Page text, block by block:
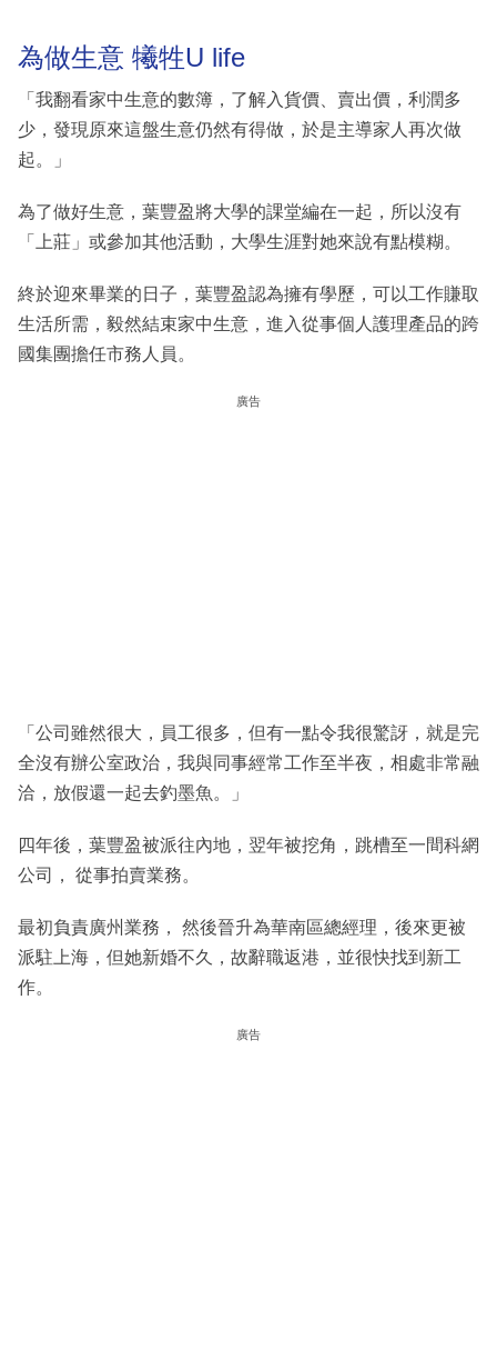
為做生意 犧牲U life
「我翻看家中生意的數簿，了解入貨價、賣出價，利潤多
少，發現原來這盤生意仍然有得做，於是主導家人再次做
起。」
為了做好生意，葉豐盈將大學的課堂編在一起，所以沒有
「上莊」或參加其他活動，大學生涯對她來說有點模糊。
終於迎來畢業的日子，葉豐盈認為擁有學歷，可以工作賺取
生活所需，毅然結束家中生意，進入從事個人護理產品的跨
國集團擔任市務人員。
廣告
「公司雖然很大，員工很多，但有一點令我很驚訝，就是完
全沒有辦公室政治，我與同事經常工作至半夜，相處非常融
洽，放假還一起去釣墨魚。」
四年後，葉豐盈被派往內地，翌年被挖角，跳槽至一間科網
公司， 從事拍賣業務。
最初負責廣州業務， 然後晉升為華南區總經理，後來更被
派駐上海，但她新婚不久，故辭職返港，並很快找到新工
作。
廣告